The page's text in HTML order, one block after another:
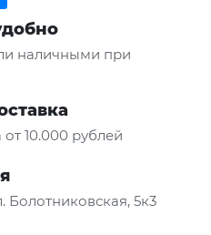
наличными при
10.000 рублей
Болотниковская, 5к3